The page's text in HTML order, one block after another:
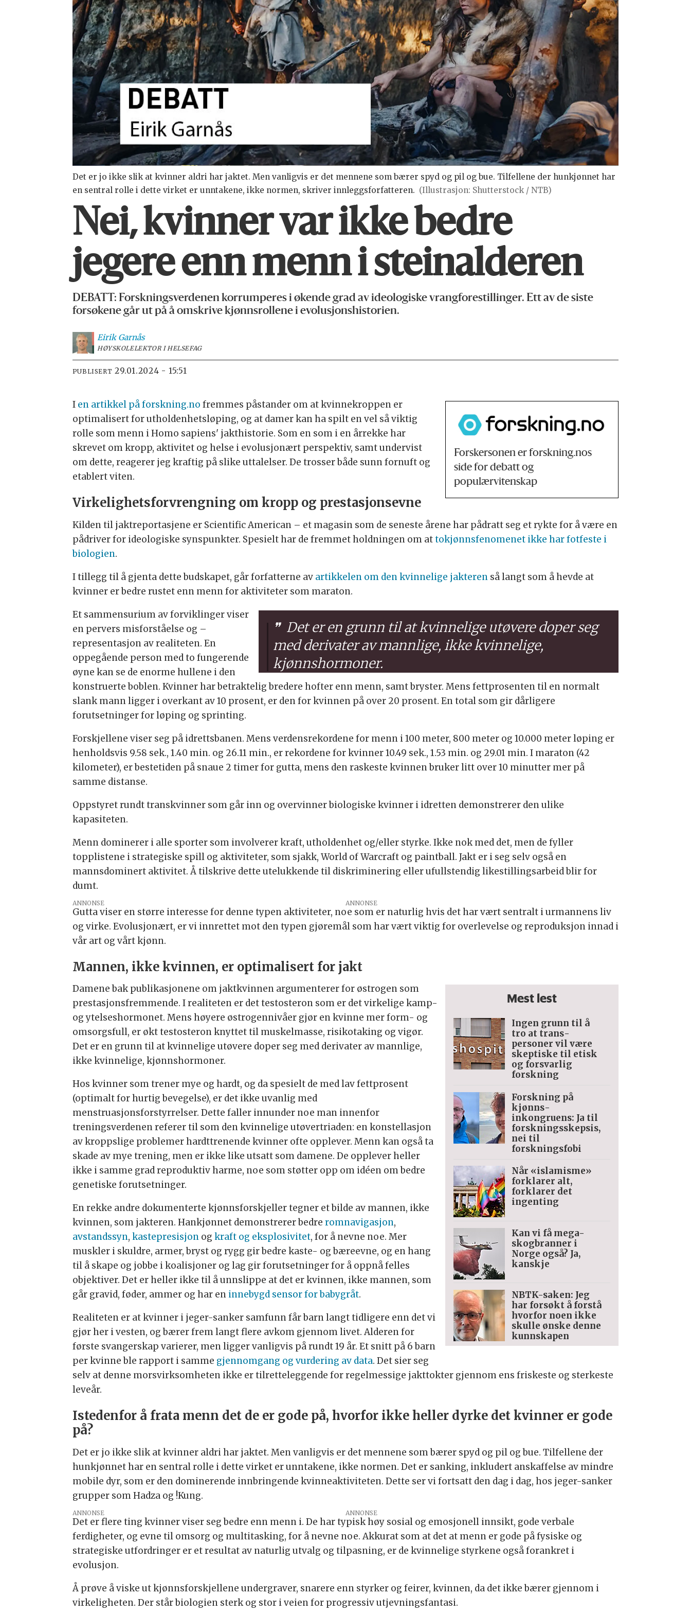
Det er jo ikke slik at kvinner aldri har jaktet. Men vanligvis er det mennene som bærer spyd og pil og bue. Tilfellene der hunkjønnet har
en sentral rolle i dette virket er unntakene, ikke normen, skriver innleggsforfatteren. (Illustrasjon: Shutterstock / NTB)
Nei, kvinner var ikke bedre
jegere enn menn i steinalderen
DEBATT: Forskningsverdenen korrumperes i økende grad av ideologiske vrangforestillinger. Ett av de siste
forsøkene går ut på å omskrive kjønnsrollene i evolusjonshistorien.
Eirik Garnås
HØYSKOLELEKTOR I HELSEFAG
PUBLISERT 29.01.2024 - 15:51
Forskersonen er forskning.nos
side for debatt og
populærvitenskap
I en artikkel på forskning.no fremmes påstander om at kvinnekroppen er
optimalisert for utholdenhetsløping, og at damer kan ha spilt en vel så viktig
rolle som menn i Homo sapiens' jakthistorie. Som en som i en årrekke har
skrevet om kropp, aktivitet og helse i evolusjonært perspektiv, samt undervist
om dette, reagerer jeg kraftig på slike uttalelser. De trosser både sunn fornuft og
etablert viten.
Virkelighetsforvrengning om kropp og prestasjonsevne
Kilden til jaktreportasjene er Scientific American – et magasin som de seneste årene har pådratt seg et rykte for å være en
pådriver for ideologiske synspunkter. Spesielt har de fremmet holdningen om attokjønnsfenomenet ikke har fotfeste i
biologien.
I tillegg til å gjenta dette budskapet, går forfatterne av artikkelen om den kvinnelige jakterenså langt som å hevde at
kvinner er bedre rustet enn menn for aktiviteter som maraton.
Det er en grunn til at kvinnelige utøvere doper seg
med derivater av mannlige, ikke kvinnelige,
kjønnshormoner.
Et sammensurium av forviklinger viser
en pervers misforståelse og –
representasjon av realiteten. En
oppegående person med to fungerende
øyne kan se de enorme hullene i den
konstruerte boblen. Kvinner har betraktelig bredere hofter enn menn, samt bryster. Mens fettprosenten til en normalt
slank mann ligger i overkant av 10 prosent, er den for kvinnen på over 20 prosent. En total som gir dårligere
forutsetninger for løping og sprinting.
Forskjellene viser seg på idrettsbanen. Mens verdensrekordene for menn i 100 meter, 800 meter og 10.000 meter løping er
henholdsvis 9.58 sek., 1.40 min. og 26.11 min., er rekordene for kvinner 10.49 sek., 1.53 min. og 29.01 min. I maraton (42
kilometer), er bestetiden på snaue 2 timer for gutta, mens den raskeste kvinnen bruker litt over 10 minutter mer på
samme distanse.
Oppstyret rundt transkvinner som går inn og overvinner biologiske kvinner i idretten demonstrerer den ulike
kapasiteten.
Menn dominerer i alle sporter som involverer kraft, utholdenhet og/eller styrke. Ikke nok med det, men de fyller
topplistene i strategiske spill og aktiviteter, som sjakk, World of Warcraft og paintball. Jakt er i seg selv også en
mannsdominert aktivitet. Å tilskrive dette utelukkende til diskriminering eller ufullstendig likestillingsarbeid blir for
dumt.
ANNONSE
Gutta viser en større interesse for denne typen aktiviteter, noe som er naturlig hvis det har vært sentralt i urmannens liv
og virke. Evolusjonært, er vi innrettet mot den typen gjøremål som har vært viktig for overlevelse og reproduksjon innad i
vår art og vårt kjønn.
Mannen, ikke kvinnen, er optimalisert for jakt
Mest lest
Ingen grunn til å
tro at trans­
personer vil være
skeptiske til etisk
og forsvarlig
forskning
Forskning på
kjønns­
inkongruens: Ja til
forskningsskepsis,
nei til
forskningsfobi
Når «islamisme»
forklarer alt,
forklarer det
ingenting
Kan vi få mega-
skogbranner i
Norge også? Ja,
kanskje
NBTK-saken: Jeg
har forsøkt å forstå
hvorfor noen ikke
skulle ønske denne
kunnskapen
Damene bak publikasjonene om jaktkvinnen argumenterer for østrogen som
prestasjonsfremmende. I realiteten er det testosteron som er det virkelige kamp-
og ytelseshormonet. Mens høyere østrogennivåer gjør en kvinne mer form- og
omsorgsfull, er økt testosteron knyttet til muskelmasse, risikotaking og vigør.
Det er en grunn til at kvinnelige utøvere doper seg med derivater av mannlige,
ikke kvinnelige, kjønnshormoner.
Hos kvinner som trener mye og hardt, og da spesielt de med lav fettprosent
(optimalt for hurtig bevegelse), er det ikke uvanlig med
menstruasjonsforstyrrelser. Dette faller innunder noe man innenfor
treningsverdenen referer til som den kvinnelige utøvertriaden: en konstellasjon
av kroppslige problemer hardttrenende kvinner ofte opplever. Menn kan også ta
skade av mye trening, men er ikke like utsatt som damene. De opplever heller
ikke i samme grad reproduktiv harme, noe som støtter opp om idéen om bedre
genetiske forutsetninger.
En rekke andre dokumenterte kjønnsforskjeller tegner et bilde av mannen, ikke
kvinnen, som jakteren. Hankjønnet demonstrerer bedre romnavigasjon,
avstandssyn, kastepresisjonog kraft og eksplosivitet, for å nevne noe. Mer
muskler i skuldre, armer, bryst og rygg gir bedre kaste- og bæreevne, og en hang
til å skape og jobbe i koalisjoner og lag gir forutsetninger for å oppnå felles
objektiver. Det er heller ikke til å unnslippe at det er kvinnen, ikke mannen, som
går gravid, føder, ammer og har en innebygd sensor for babygråt.
Realiteten er at kvinner i jeger-sanker samfunn får barn langt tidligere enn det vi
gjør her i vesten, og bærer frem langt flere avkom gjennom livet. Alderen for
første svangerskap varierer, men ligger vanligvis på rundt 19 år. Et snitt på 6 barn
per kvinne ble rapport i samme gjennomgang og vurdering av data. Det sier seg
selv at denne morsvirksomheten ikke er tilretteleggende for regelmessige jakttokter gjennom ens friskeste og sterkeste
leveår.
Istedenfor å frata menn det de er gode på, hvorfor ikke heller dyrke det kvinner er gode
på?
Det er jo ikke slik at kvinner aldri har jaktet. Men vanligvis er det mennene som bærer spyd og pil og bue. Tilfellene der
hunkjønnet har en sentral rolle i dette virket er unntakene, ikke normen. Det er sanking, inkludert anskaffelse av mindre
mobile dyr, som er den dominerende innbringende kvinneaktiviteten. Dette ser vi fortsatt den dag i dag, hos jeger-sanker
grupper som Hadza og !Kung.
ANNONSE
Det er flere ting kvinner viser seg bedre enn menn i. De har typisk høy sosial og emosjonell innsikt, gode verbale
ferdigheter, og evne til omsorg og multitasking, for å nevne noe. Akkurat som at det at menn er gode på fysiske og
strategiske utfordringer er et resultat av naturlig utvalg og tilpasning, er de kvinnelige styrkene også forankret i
evolusjon.
Å prøve å viske ut kjønnsforskjellene undergraver, snarere enn styrker og feirer, kvinnen, da det ikke bærer gjennom i
virkeligheten. Der står biologien sterk og stor i veien for progressiv utjevningsfantasi.